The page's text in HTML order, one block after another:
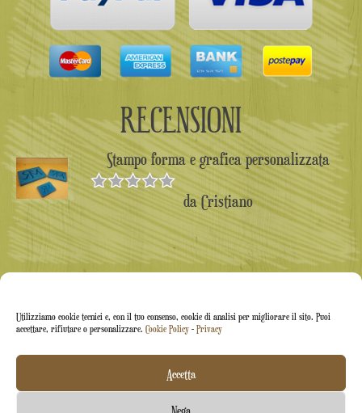
Utilizziamo cookie tecnici e, con il tuo consenso, cookie di analisi per migliorare il sito. Puoi
accettare, rifiutare o personalizzare. Cookie Policy - Privacy
Accetta
Nega
RECENSIONI
Stampo forma e grafica personalizzata
Valutato5
su 5
da Cristiano
Arti&Inventive ® 2005-2026 | P.iva 05070120877 |